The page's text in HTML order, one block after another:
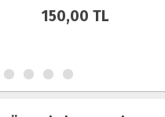
Işık Ampul Dim Edilebilir /
4099854394294
150,00 TL